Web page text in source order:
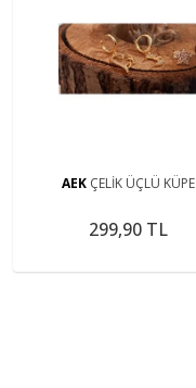
AEK ÇELİK ÜÇLÜ KÜPE
299,90 TL